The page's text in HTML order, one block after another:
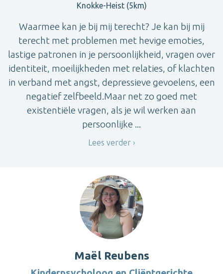
Knokke-Heist (5km)
Waarmee kan je bij mij terecht? Je kan bij mij
terecht met problemen met hevige emoties,
lastige patronen in je persoonlijkheid, vragen over
identiteit, moeilijkheden met relaties, of klachten
in verband met angst, depressieve gevoelens, een
negatief zelfbeeld.Maar net zo goed met
existentiële vragen, als je wil werken aan
persoonlijke ...
Lees verder
Maël Reubens